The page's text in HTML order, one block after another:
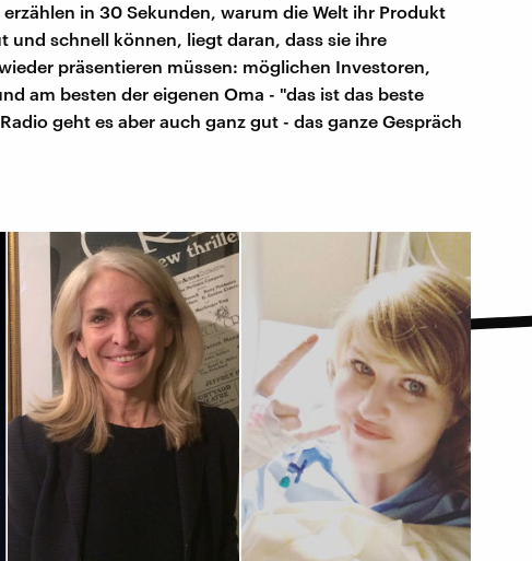
in 30 Sekunden, warum die Welt ihr Produkt
und schnell können, liegt daran, dass sie ihre
präsentieren müssen: möglichen Investoren,
am besten der eigenen Oma - "das ist das beste
geht es aber auch ganz gut - das ganze Gespräch